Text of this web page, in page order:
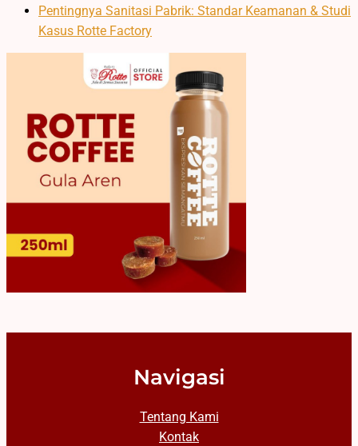
Pentingnya Sanitasi Pabrik: Standar Keamanan & Studi
Kasus Rotte Factory
Navigasi
Tentang Kami
Kontak